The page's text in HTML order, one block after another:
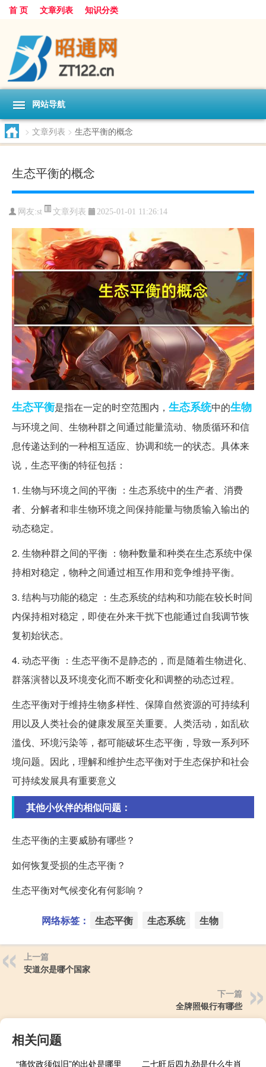
首 页 文章列表 知识分类
网站导航
> 文章列表 > 生态平衡的概念
生态平衡的概念
网友:st 文章列表 2025-01-01 11:26:14
生态平衡是指在一定的时空范围内， 生态系统中的生物
与环境之间、生物种群之间通过能量流动、物质循环和信
息传递达到的一种相互适应、协调和统一的状态。具体来
说，生态平衡的特征包括：
1. 生物与环境之间的平衡 ：生态系统中的生产者、消费
者、分解者和非生物环境之间保持能量与物质输入输出的
动态稳定。
2. 生物种群之间的平衡 ：物种数量和种类在生态系统中保
持相对稳定，物种之间通过相互作用和竞争维持平衡。
3. 结构与功能的稳定 ：生态系统的结构和功能在较长时间
内保持相对稳定，即使在外来干扰下也能通过自我调节恢
复初始状态。
4. 动态平衡 ：生态平衡不是静态的，而是随着生物进化、
群落演替以及环境变化而不断变化和调整的动态过程。
生态平衡对于维持生物多样性、保障自然资源的可持续利
用以及人类社会的健康发展至关重要。人类活动，如乱砍
滥伐、环境污染等，都可能破坏生态平衡，导致一系列环
境问题。因此，理解和维护生态平衡对于生态保护和社会
可持续发展具有重要意义
其他小伙伴的相似问题：
生态平衡的主要威胁有哪些？
如何恢复受损的生态平衡？
生态平衡对气候变化有何影响？
网络标签： 生态平衡 生态系统 生物
上一篇
安道尔是哪个国家
下一篇
全牌照银行有哪些
相关问题
“痛饮政须似旧”的出处是哪里 二七旺后四九劲是什么生肖